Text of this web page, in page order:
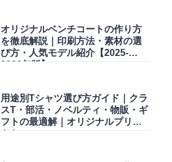
オリジナルベンチコートの作り方
を徹底解説｜印刷方法・素材の選
び方・人気モデル紹介【2025-
2026年版】
用途別Tシャツ選び方ガイド｜クラ
スT・部活・ノベルティ・物販・ギ
フトの最適解｜オリジナルプリン
ト.jp